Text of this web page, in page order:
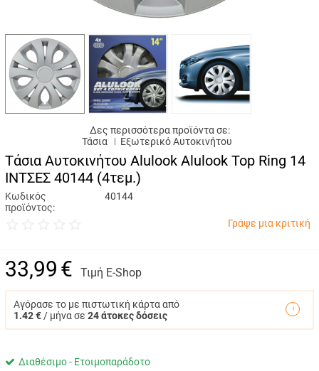
Δες περισσότερα προϊόντα σε:
Τάσια
Εξωτερικό Αυτοκινήτου
Tάσια Αυτοκινήτου Alulook Alulook Top Ring 14
ΙΝΤΣΕΣ 40144 (4τεμ.)
Κωδικός
προϊόντος:
40144
Γράψε μια κριτική
33,99 € Τιμή E-Shop
Αγόρασε το με πιστωτική κάρτα από
1.42 € / μήνα σε 24 άτοκες δόσεις
Διαθέσιμο - Ετοιμοπαράδοτο